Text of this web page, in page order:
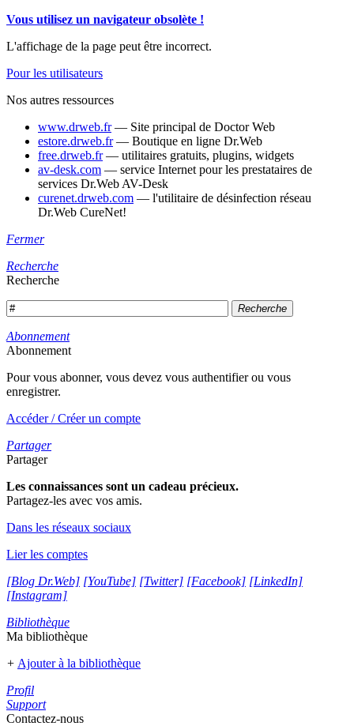
Vous utilisez un navigateur obsolète !
L'affichage de la page peut être incorrect.
Pour les utilisateurs
Nos autres ressources
www.drweb.fr— Site principal de Doctor Web
estore.drweb.fr— Boutique en ligne Dr.Web
free.drweb.fr— utilitaires gratuits, plugins, widgets
av-desk.com — service Internet pour les prestataires de
services Dr.Web AV-Desk
curenet.drweb.com — l'utilitaire de désinfection réseau
Dr.Web CureNet!
Fermer
Recherche
Recherche
Recherche
Abonnement
Abonnement
Pour vous abonner, vous devez vous authentifier ou vous
enregistrer.
Accéder / Créer un compte
Partager
Partager
Les connaissances sont un cadeau précieux.
Partagez-les avec vos amis.
Dans les réseaux sociaux
Lier les comptes
[Blog Dr.Web] [YouTube] [Twitter] [Facebook] [LinkedIn]
[Instagram]
Bibliothèque
Ma bibliothèque
+ Ajouter à la bibliothèque
Profil
Support
Contactez-nous